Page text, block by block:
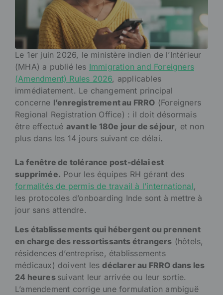
Le 1er juin 2026, le ministère indien de l’Intérieur
(MHA) a publié les Immigration and Foreigners
(Amendment) Rules 2026, applicables
immédiatement. Le changement principal
concerne l’enregistrement au FRRO (Foreigners
Regional Registration Office) : il doit désormais
être effectué avant le 180e jour de séjour, et non
plus dans les 14 jours suivant ce délai.
La fenêtre de tolérance post-délai est
supprimée. Pour les équipes RH gérant des
formalités de permis de travail à l’international,
les protocoles d’onboarding Inde sont à mettre à
jour sans attendre.
Les établissements qui hébergent ou prennent
en charge des ressortissants étrangers (hôtels,
résidences d’entreprise, établissements
médicaux) doivent lesdéclarer au FRRO dans les
24 heures suivant leur arrivée ou leur sortie.
L’amendement corrige une formulation ambiguë